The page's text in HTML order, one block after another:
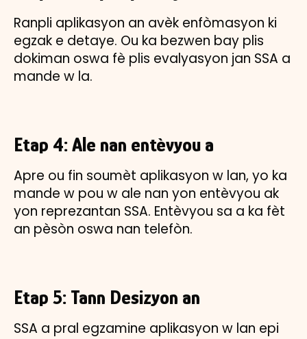
Ranpli aplikasyon an avèk enfòmasyon ki
egzak e detaye. Ou ka bezwen bay plis
dokiman oswa fè plis evalyasyon jan SSA a
mande w la.
Etap 4: Ale nan entèvyou a
Apre ou fin soumèt aplikasyon w lan, yo ka
mande w pou w ale nan yon entèvyou ak
yon reprezantan SSA. Entèvyou sa a ka fèt
an pèsòn oswa nan telefòn.
Etap 5: Tann Desizyon an
SSA a pral egzamine aplikasyon w lan epi